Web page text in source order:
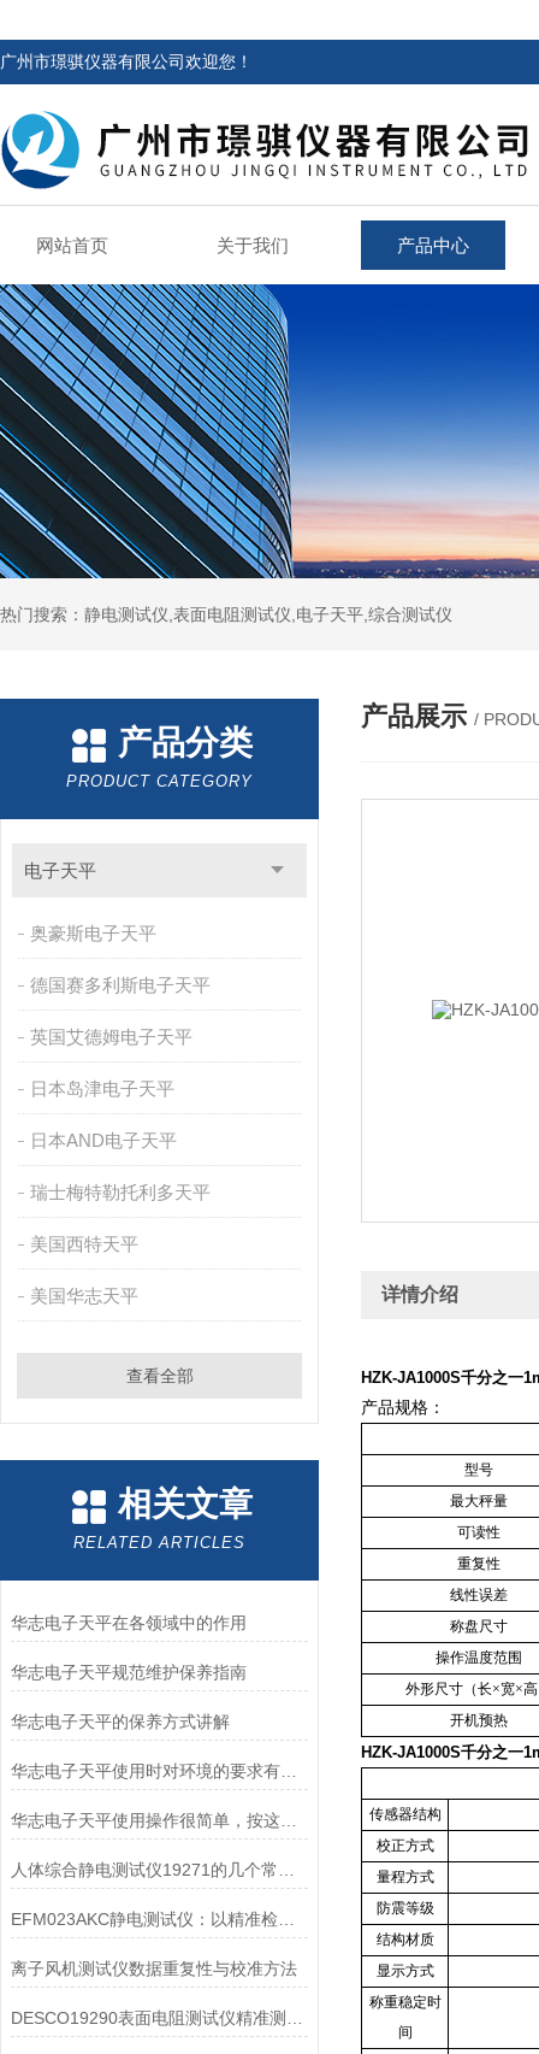
广州市璟骐仪器有限公司欢迎您！
网站首页 关于我们 产品中心
热门搜索：静电测试仪,表面电阻测试仪,电子天平,综合测试仪
产品分类
PRODUCT CATEGORY
电子天平
奥豪斯电子天平
德国赛多利斯电子天平
英国艾德姆电子天平
日本岛津电子天平
日本AND电子天平
瑞士梅特勒托利多天平
美国西特天平
美国华志天平
查看全部
相关文章
RELATED ARTICLES
华志电子天平在各领域中的作用
华志电子天平规范维护保养指南
华志电子天平的保养方式讲解
华志电子天平使用时对环境的要求有哪些？
华志电子天平使用操作很简单，按这些步骤来就行
离子风机测试仪数据重复性与校准方法
产品展示 /
详情介绍
HZK-JA1000S千分之一
产品规格：
型号
最大秤量
可读性
重复性
线性误差
称盘尺寸
操作温度范围
外形尺寸（长×宽×
开机预热
HZK-JA1000S千分之一
传感器结构
校正方式
量程方式
防震等级
结构材质
显示方式
称重稳定时
间